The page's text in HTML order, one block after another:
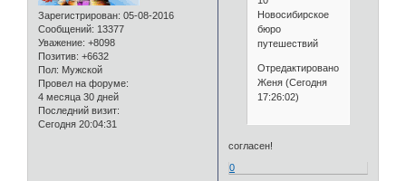
Зарегистрирован: 05-08-2016
Сообщений: 13377
Уважение: +8098
Позитив: +6632
Пол: Мужской
Провел на форуме:
4 месяца 30 дней
Последний визит:
Сегодня 20:04:31
Новосибирское
бюро
путешествий
Отредактировано
Женя (Сегодня
17:26:02)
согласен!
0